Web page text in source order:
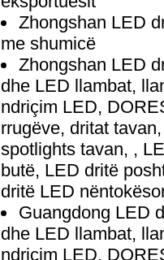
Zhongshan LED
me shumicë
Zhongshan LED
dhe LED llambat,
ndriçim LED,
rrugëve, dritat
spotlights tavan, ,
butë, LED dritë
dritë LED
Guangdong LED
dhe LED llambat,
ndriçim LED,